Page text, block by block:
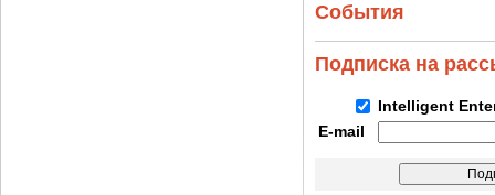
События
Подписка на
Intelligent
E-mail